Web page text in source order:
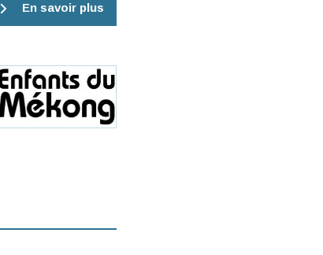
En savoir plus